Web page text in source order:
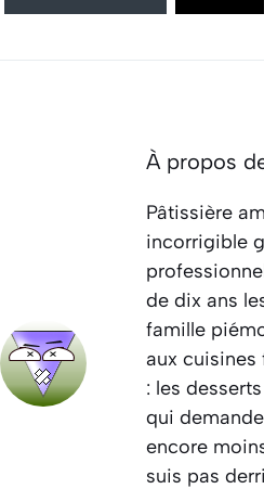
À propos
Pâtissière
incorrigible
de dix ans
famille
aux cuisines
: les
qui
encore
suis pas